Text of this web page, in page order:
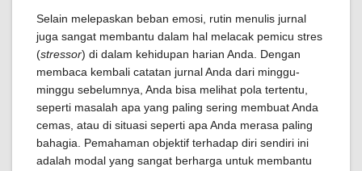
Selain melepaskan beban emosi, rutin menulis jurnal
juga sangat membantu dalam hal melacak pemicu stres
(stressor) di dalam kehidupan harian Anda. Dengan
membaca kembali catatan jurnal Anda dari minggu-
minggu sebelumnya, Anda bisa melihat pola tertentu,
seperti masalah apa yang paling sering membuat Anda
cemas, atau di situasi seperti apa Anda merasa paling
bahagia. Pemahaman objektif terhadap diri sendiri ini
adalah modal yang sangat berharga untuk membantu